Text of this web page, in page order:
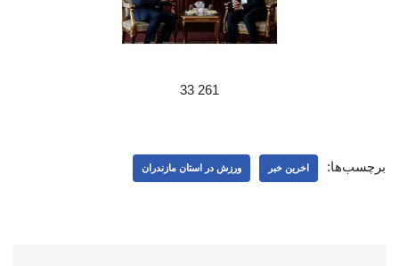
261 33
برچسب‌ها: اخرین خبر ورزش در استان مازندران